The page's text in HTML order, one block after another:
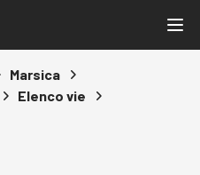
Marsica
Elenco vie